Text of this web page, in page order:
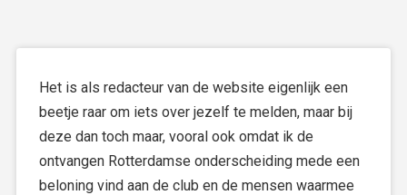
Het is als redacteur van de website eigenlijk een
beetje raar om iets over jezelf te melden, maar bij
deze dan toch maar, vooral ook omdat ik de
ontvangen Rotterdamse onderscheiding mede een
beloning vind aan de club en de mensen waarmee